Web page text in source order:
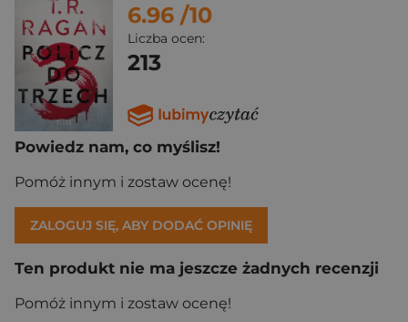
6.96 /10
Liczba ocen:
213
Powiedz nam, co myślisz!
Pomóż innym i zostaw ocenę!
ZALOGUJ SIĘ, ABY DODAĆ OPINIĘ
Ten produkt nie ma jeszcze żadnych recenzji
Pomóż innym i zostaw ocenę!